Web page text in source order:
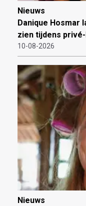
Nieuws
Danique Hosmar
zien tijdens
10-08-2026
Nieuws